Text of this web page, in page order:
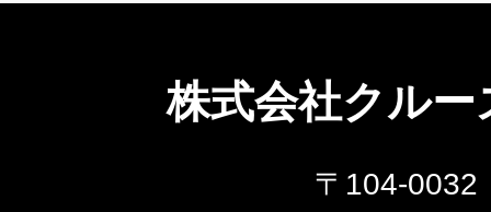
株式会社クルー
〒104-